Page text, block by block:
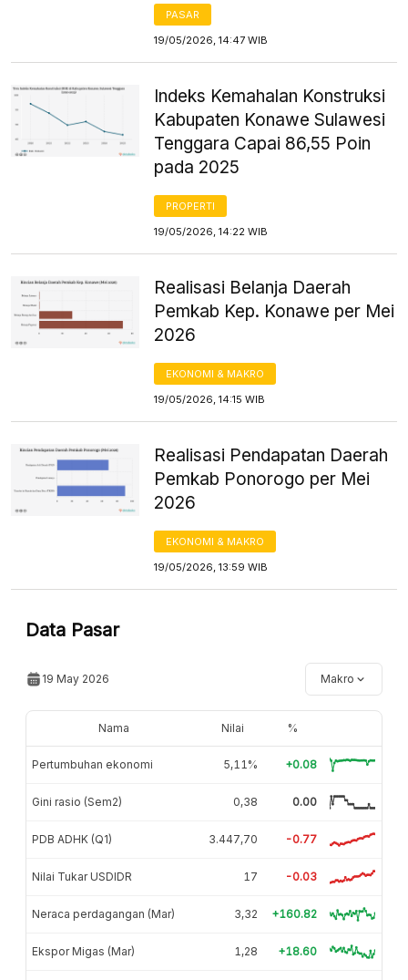
PASAR
19/05/2026, 14:47 WIB
Indeks Kemahalan Konstruksi
Kabupaten Konawe Sulawesi
Tenggara Capai 86,55 Poin
pada 2025
PROPERTI
19/05/2026, 14:22 WIB
Realisasi Belanja Daerah
Pemkab Kep. Konawe per Mei
2026
EKONOMI & MAKRO
19/05/2026, 14:15 WIB
Realisasi Pendapatan Daerah
Pemkab Ponorogo per Mei
2026
EKONOMI & MAKRO
19/05/2026, 13:59 WIB
Data Pasar
19 May 2026 Makro
Nama Nilai %
Pertumbuhan ekonomi 5,11% +0.08
Gini rasio (Sem2) 0,38 0.00
PDB ADHK (Q1) 3.447,70 -0.77
Nilai Tukar USDIDR 17 -0.03
Neraca perdagangan (Mar) 3,32 +160.82
Ekspor Migas (Mar) 1,28 +18.60